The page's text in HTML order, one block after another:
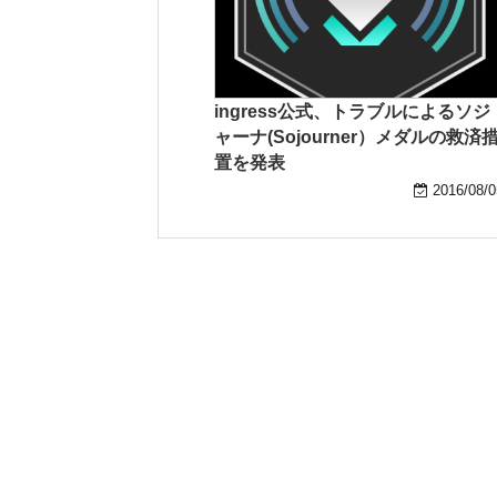
ingress公式、トラブルによるソジ
ャーナ(Sojourner）メダルの救済
置を発表
2016/08/